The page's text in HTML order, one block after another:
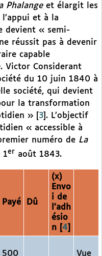
Phalangeet élargit les
et à la
devient « semi-
réussit pas à devenir
capable
Victor Considerant
du 10 juin 1840 à
société, qui devient
la transformation
» 3 . L’objectif
« accessible à
numéro de La
1er août 1843.
Payé Dû
(x)
Envo
i de
l’adh
ésio
n
4
500
Vue